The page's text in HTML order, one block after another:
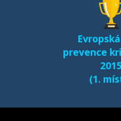
prevence
2015
(1.